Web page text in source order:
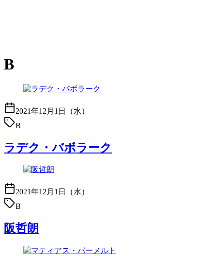
B
2021年12月1日（水）
B
ラデク・バボラーク
2021年12月1日（水）
B
阪哲朗